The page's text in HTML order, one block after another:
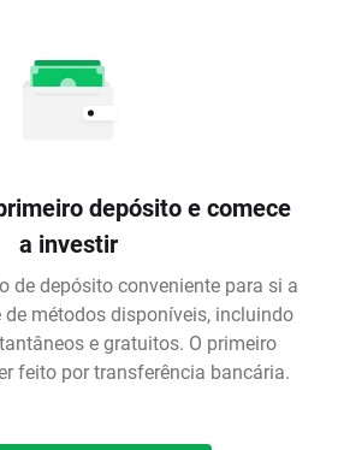
depósito e comece
a investir
de depósito conveniente para si a
de métodos disponíveis, incluindo
e gratuitos. O primeiro
feito por transferência bancária.